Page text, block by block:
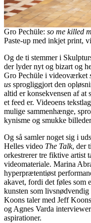
Gro Pechüle: so me killed
Paste-up med inkjet print,
Og de ti stemmer i
der lyder nyt og bizart og
Gro Pechüle i videoværket
us sprogliggjort den
altid er konsekvensen af at
et feed er. Videoens
mulige sammenhænge,
kynisme og smukke
Og så samler noget sig i
Helles video The Talk, der
orkestrerer tre fiktive artist
videomateriale. Marina
hyperprætentiøst
akavet, fordi det føles som
kunsten som
Koons taler med Jeff
og Agnes Varda
aspirationer.